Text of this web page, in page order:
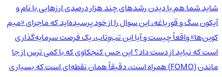
شاید شما هم با دیدن رشدهای چند هزار درصدی ارزهایی با نام و
آیکون سگ و قورباغه، این سوال را از خود پرسیده‌اید که ماجرای «میم
کوین‌ها» واقعاً چیست و آیا این تب‌وتاب، یک فرصت سرمایه‌گذاری
است که نباید از دست داد؟ این حس کنجکاوی که با کمی ترس از جا
ماندن (FOMO) همراه است، دقیقاً همان نقطه‌ای است که بسیاری